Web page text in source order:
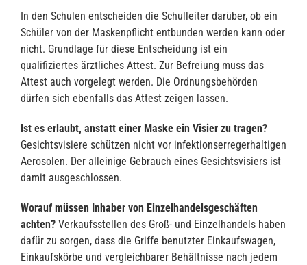
In den Schulen entscheiden die Schulleiter darüber, ob ein
Schüler von der Maskenpflicht entbunden werden kann oder
nicht. Grundlage für diese Entscheidung ist ein
qualifiziertes ärztliches Attest. Zur Befreiung muss das
Attest auch vorgelegt werden. Die Ordnungsbehörden
dürfen sich ebenfalls das Attest zeigen lassen.
Ist es erlaubt, anstatt einer Maske ein Visier zu tragen?
Gesichtsvisiere schützen nicht vor infektionserregerhaltigen
Aerosolen. Der alleinige Gebrauch eines Gesichtsvisiers ist
damit ausgeschlossen.
Worauf müssen Inhaber von Einzelhandelsgeschäften
achten? Verkaufsstellen des Groß- und Einzelhandels haben
dafür zu sorgen, dass die Griffe benutzter Einkaufswagen,
Einkaufskörbe und vergleichbarer Behältnisse nach jedem